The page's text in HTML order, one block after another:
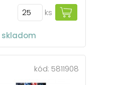
pozornosť.
papier LUX s
kvetinovým
romanticky a
baleniu
Luxusný
kto chce ve...
ks
skladom
kód: 5811908